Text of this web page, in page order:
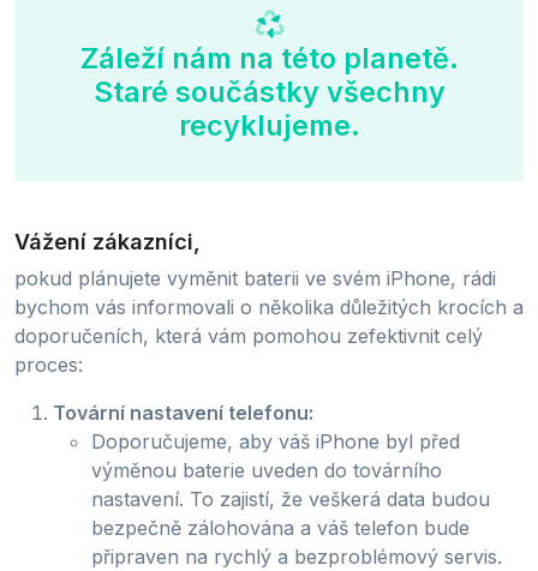
Záleží nám na této planetě.
Staré součástky všechny
recyklujeme.
Vážení zákazníci,
pokud plánujete vyměnit baterii ve svém iPhone, rádi
bychom vás informovali o několika důležitých krocích a
doporučeních, která vám pomohou zefektivnit celý
proces:
Tovární nastavení telefonu:
Doporučujeme, aby váš iPhone byl před
výměnou baterie uveden do továrního
nastavení. To zajistí, že veškerá data budou
bezpečně zálohována a váš telefon bude
připraven na rychlý a bezproblémový servis.